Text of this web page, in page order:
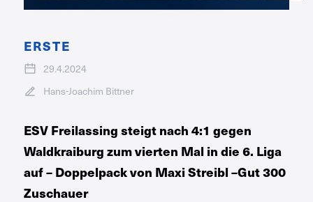
ERSTE
29.4.2024
Hans-Joachim Bittner
ESV Freilassing steigt nach 4:1 gegen
Waldkraiburg zum vierten Mal in die 6. Liga
auf – Doppelpack von Maxi Streibl –Gut 300
Zuschauer